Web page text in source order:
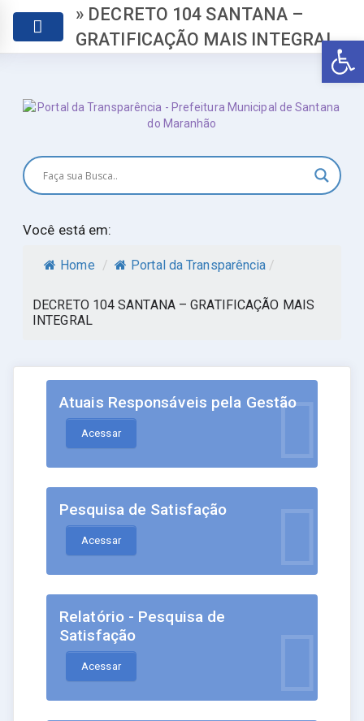
» DECRETO 104 SANTANA –
GRATIFICAÇÃO MAIS INTEGRAL
Você está em:
Home / Portal da Transparência /
DECRETO 104 SANTANA – GRATIFICAÇÃO MAIS
INTEGRAL
Atuais Responsáveis pela Gestão
Acessar
Pesquisa de Satisfação
Acessar
Relatório - Pesquisa de
Satisfação
Acessar